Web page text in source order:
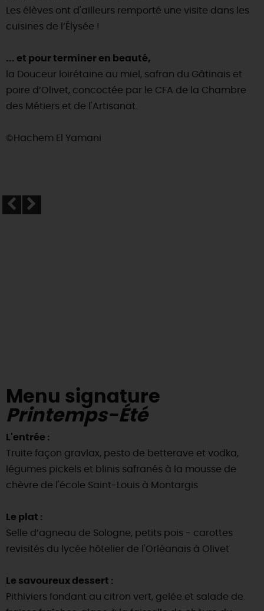
Les élèves ont d'ailleurs remporté une visite dans les
cuisines de l’Élysée !
... et pour terminer en beauté,
la Douceur loirétaine au miel, safran du Gâtinais et
poire d’Olivet, concoctée par le CFA de la Chambre
des Métiers et de l'Artisanat.
©Hachem El Yamani
Menu signature
Printemps-Été
L'entrée :
Truite façon gravlax, pesto de betterave et vodka,
légumes pickels et blinis safranés à la mousse de
chèvre de l'école Saint-Louis à Montargis
Le plat :
Selle d’agneau de Sologne, petits pois - carottes
revisités du lycée hôtelier de l'Orléanais à Olivet
Le savoureux dessert :
Pithiviers fondant au citron vert, gelée et salade de